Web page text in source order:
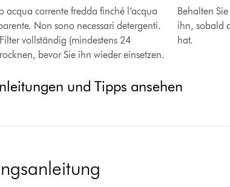
acqua corrente fredda finché l’acqua
Non sono necessari detergenti.
vollständig (mindestens 24
bevor Sie ihn wieder einsetzen.
Behalten
ihn, sobald
hat.
und Tipps ansehen